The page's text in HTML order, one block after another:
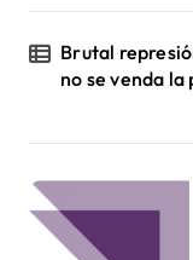
Brutal
no se venda